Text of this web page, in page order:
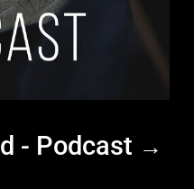
- Podcast